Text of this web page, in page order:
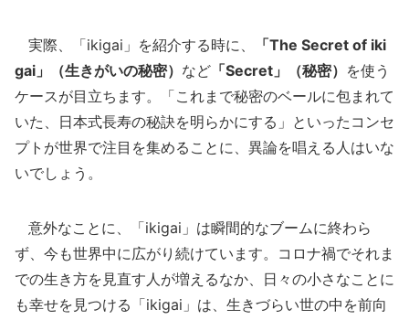
実際、「ikigai」を紹介する時に、
「The Secret of iki
gai」（生きがいの秘密） など 「Secret」（秘密） を使う
ケースが目立ちます。「これまで秘密のベールに包まれて
いた、日本式長寿の秘訣を明らかにする」といったコンセ
プトが世界で注目を集めることに、異論を唱える人はいな
いでしょう。
意外なことに、「ikigai」は瞬間的なブームに終わら
ず、今も世界中に広がり続けています。コロナ禍でそれま
での生き方を見直す人が増えるなか、日々の小さなことに
も幸せを見つける「ikigai」は、生きづらい世の中を前向